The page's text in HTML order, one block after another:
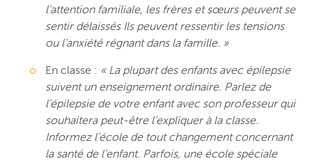
l’attention familiale, les frères et sœurs peuvent se
sentir délaissés Ils peuvent ressentir les tensions
ou l’anxiété régnant dans la famille. »
En classe : « La plupart des enfants avec épilepsie
suivent un enseignement ordinaire. Parlez de
l’épilepsie de votre enfant avec son professeur qui
souhaitera peut-être l’expliquer à la classe.
Informez l’école de tout changement concernant
la santé de l’enfant. Parfois, une école spéciale